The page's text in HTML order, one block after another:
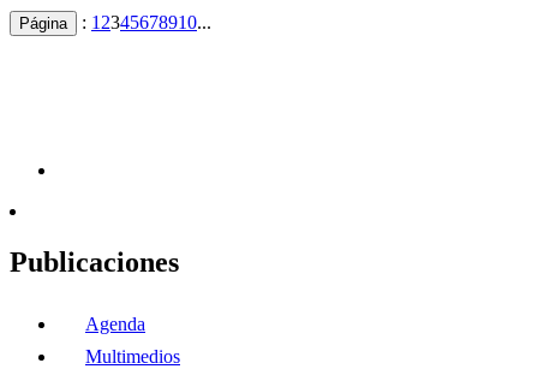
Página : 1 2345678910...
Publicaciones
Agenda
Multimedios